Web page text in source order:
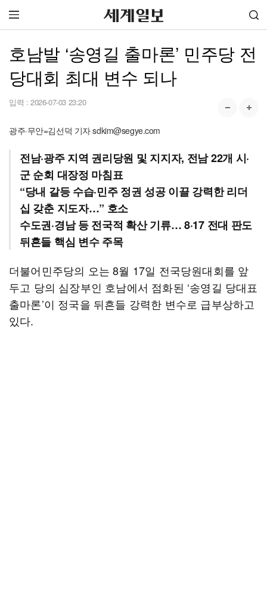
호남발 ‘송영길 출마론’ 민주당 전
당대회 최대 변수 되나
입력 : 2026-07-03 23:20
광주·무안=김선덕 기자 sdkim@segye.com
전남·광주 지역 권리당원 및 지지자, 전남 22개 시·
군 순회 대장정 마침표
“당내 갈등 수습·민주 정권 성공 이끌 강력한 리더
십 갖춘 지도자…” 호소
수도권·경남 등 전국적 확산 기류… 8·17 전대 판도
뒤흔들 핵심 변수 주목
더불어민주당의 오는 8월 17일 전국당원대회를 앞
두고 당의 심장부인 호남에서 점화된 ‘송영길 당대표
출마론’이 정국을 뒤흔들 강력한 변수로 급부상하고
있다.